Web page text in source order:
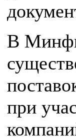
В
при